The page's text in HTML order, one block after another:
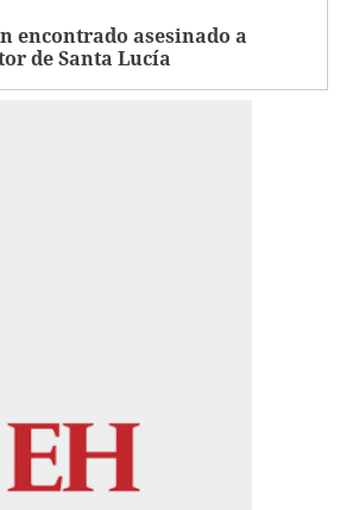
encontrado asesinado a
de Santa Lucía